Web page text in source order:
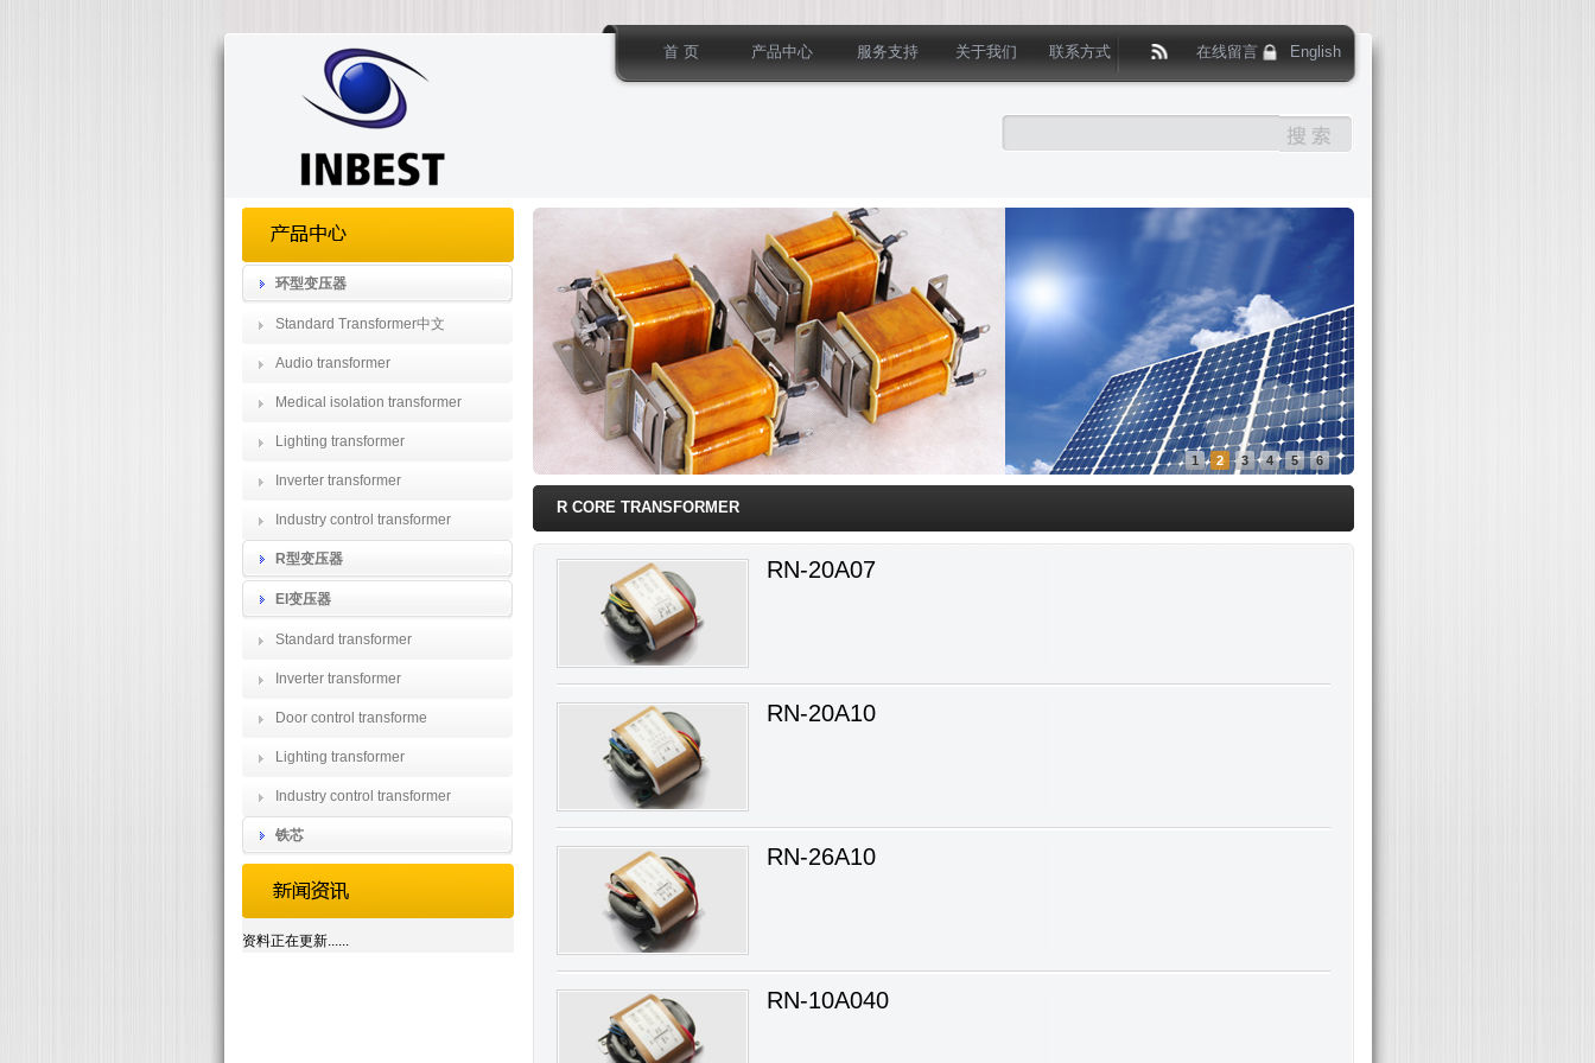
首 页 产品中心 服务支持 关于我们 联系方式 在线留言 English
环型变压器
Standard Transformer中文
Audio transformer
Medical isolation transformer
Lighting transformer
Inverter transformer
Industry control transformer
R型变压器
EI变压器
Standard transformer
Inverter transformer
Door control transforme
Lighting transformer
Industry control transformer
铁芯
资料正在更新......
1 2 3 4 5 6
R CORE TRANSFORMER
RN-20A07
RN-20A10
RN-26A10
RN-10A040